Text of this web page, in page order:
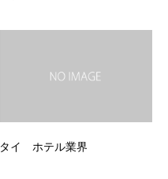
タイ ホテル業界